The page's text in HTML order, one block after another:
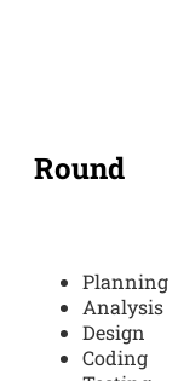
Round
Planning
Analysis
Design
Coding